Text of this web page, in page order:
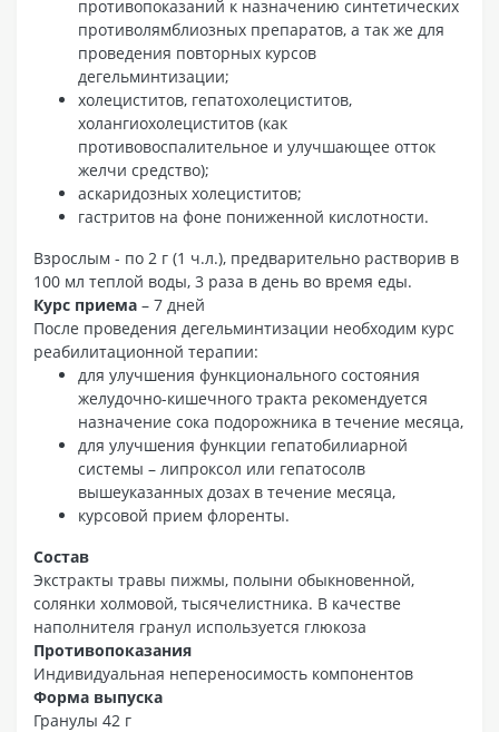
противопоказаний к назначению синтетических
противолямблиозных препаратов, а так же для
проведения повторных курсов
дегельминтизации;
холециститов, гепатохолециститов,
холангиохолециститов (как
противовоспалительное и улучшающее отток
желчи средство);
аскаридозных холециститов;
гастритов на фоне пониженной кислотности.
Взрослым - по 2 г (1 ч.л.), предварительно растворив в
100 мл теплой воды, 3 раза в день во время еды.
Курс приема – 7 дней
После проведения дегельминтизации необходим курс
реабилитационной терапии:
для улучшения функционального состояния
желудочно-кишечного тракта рекомендуется
назначение сока подорожника в течение месяца,
для улучшения функции гепатобилиарной
системы – липроксол или гепатосолв
вышеуказанных дозах в течение месяца,
курсовой прием флоренты.
Состав
Экстракты травы пижмы, полыни обыкновенной,
солянки холмовой, тысячелистника. В качестве
наполнителя гранул используется глюкоза
Противопоказания
Индивидуальная непереносимость компонентов
Форма выпуска
Гранулы 42 г